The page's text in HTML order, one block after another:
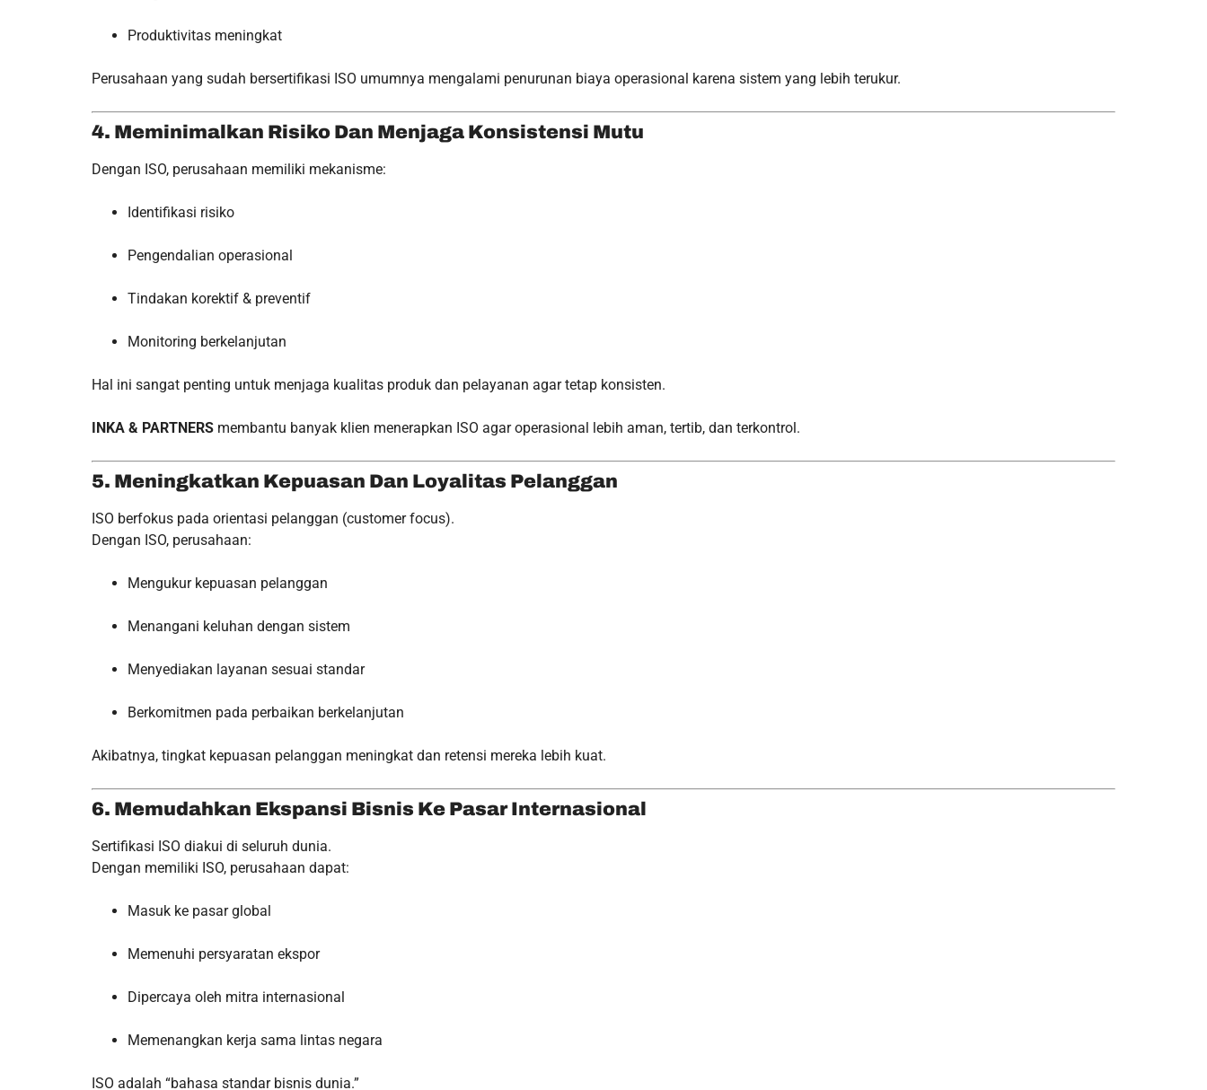
Produktivitas meningkat
Perusahaan yang sudah bersertifikasi ISO umumnya mengalami penurunan biaya operasional karena sistem yang lebih terukur.
4. Meminimalkan Risiko Dan Menjaga Konsistensi Mutu
Dengan ISO, perusahaan memiliki mekanisme:
Identifikasi risiko
Pengendalian operasional
Tindakan korektif & preventif
Monitoring berkelanjutan
Hal ini sangat penting untuk menjaga kualitas produk dan pelayanan agar tetap konsisten.
INKA & PARTNERS membantu banyak klien menerapkan ISO agar operasional lebih aman, tertib, dan terkontrol.
5. Meningkatkan Kepuasan Dan Loyalitas Pelanggan
ISO berfokus pada orientasi pelanggan (customer focus).
Dengan ISO, perusahaan:
Mengukur kepuasan pelanggan
Menangani keluhan dengan sistem
Menyediakan layanan sesuai standar
Berkomitmen pada perbaikan berkelanjutan
Akibatnya, tingkat kepuasan pelanggan meningkat dan retensi mereka lebih kuat.
6. Memudahkan Ekspansi Bisnis Ke Pasar Internasional
Sertifikasi ISO diakui di seluruh dunia.
Dengan memiliki ISO, perusahaan dapat:
Masuk ke pasar global
Memenuhi persyaratan ekspor
Dipercaya oleh mitra internasional
Memenangkan kerja sama lintas negara
ISO adalah “bahasa standar bisnis dunia.”